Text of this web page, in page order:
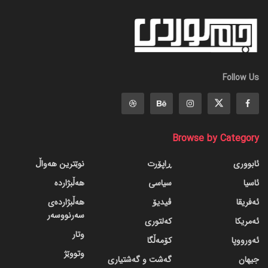
Follow Us
Browse by Category
ئابووری
ئاسیا
ئەفریقا
ئەمریکا
ئەورووپا
جیهان
ڕاپۆرت
سیاسی
ڤیدیۆ
کەلتوری
کۆمەڵگا
گه‌شت و گه‌شتیاری
نوێترین هەواڵ
هەڵبژاردە
هەڵبژاردەی
سەرنووسەر
وتار
وتووێژ